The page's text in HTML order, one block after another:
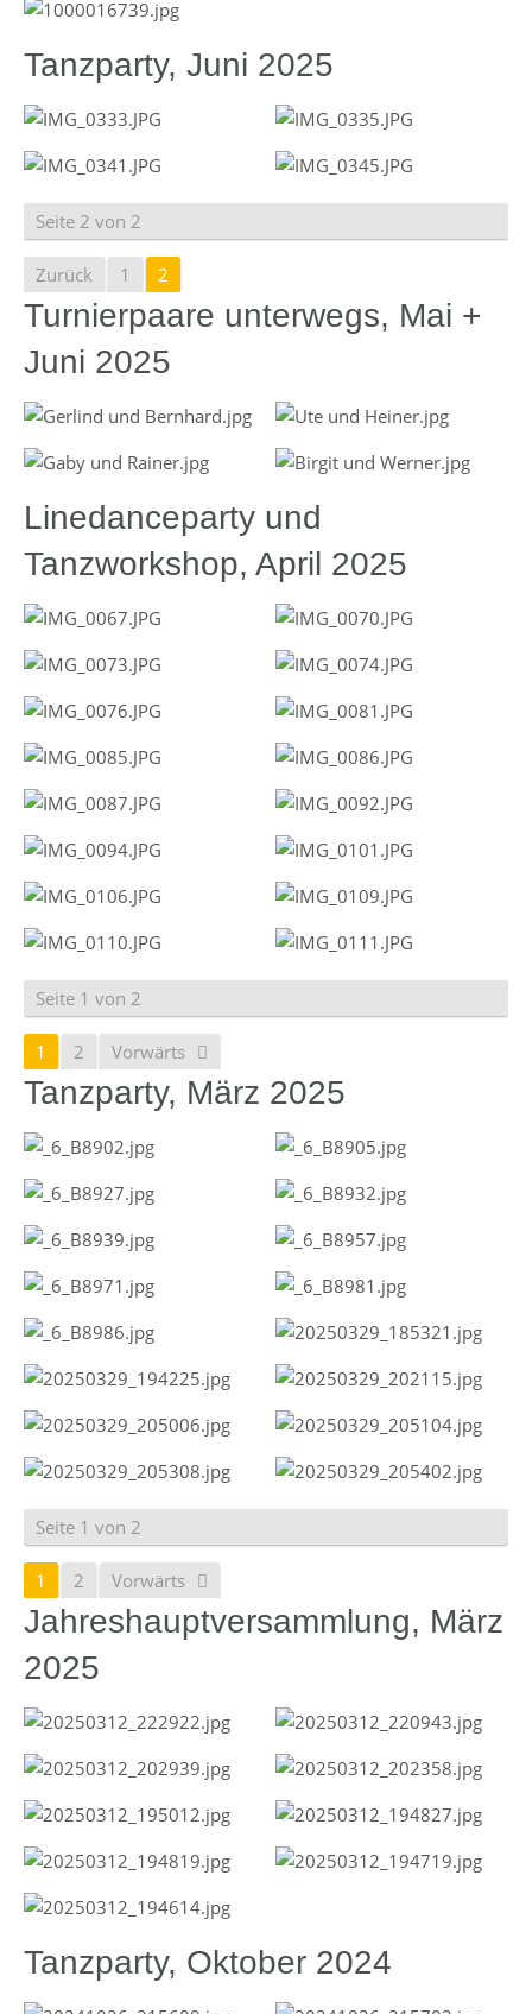
Tanzparty, Juni 2025
Seite 2 von 2
Zurück 1 2
Turnierpaare unterwegs, Mai +
Juni 2025
Linedanceparty und
Tanzworkshop, April 2025
Seite 1 von 2
1 2 Vorwärts
Tanzparty, März 2025
Seite 1 von 2
1 2 Vorwärts
Jahreshauptversammlung, März
2025
Tanzparty, Oktober 2024